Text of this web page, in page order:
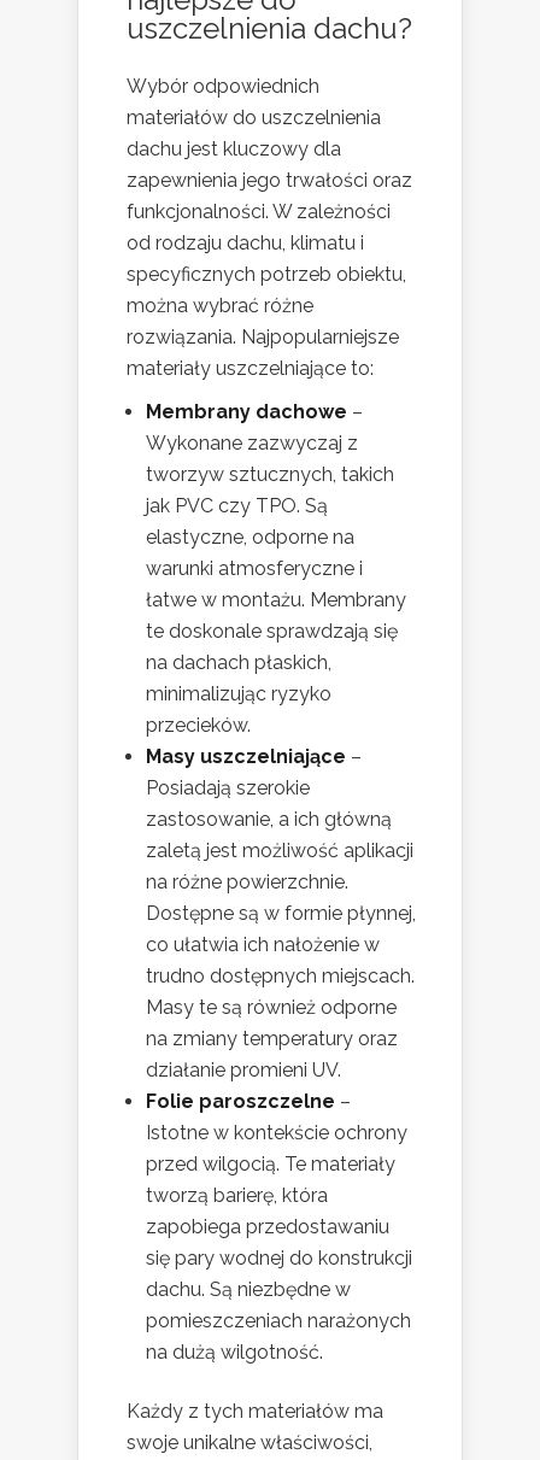
uszczelnienia dachu?
Wybór odpowiednich
materiałów do uszczelnienia
dachu jest kluczowy dla
zapewnienia jego trwałości oraz
funkcjonalności. W zależności
od rodzaju dachu, klimatu i
specyficznych potrzeb obiektu,
można wybrać różne
rozwiązania. Najpopularniejsze
materiały uszczelniające to:
Membrany dachowe –
Wykonane zazwyczaj z
tworzyw sztucznych, takich
jak PVC czy TPO. Są
elastyczne, odporne na
warunki atmosferyczne i
łatwe w montażu. Membrany
te doskonale sprawdzają się
na dachach płaskich,
minimalizując ryzyko
przecieków.
Masy uszczelniające –
Posiadają szerokie
zastosowanie, a ich główną
zaletą jest możliwość aplikacji
na różne powierzchnie.
Dostępne są w formie płynnej,
co ułatwia ich nałożenie w
trudno dostępnych miejscach.
Masy te są również odporne
na zmiany temperatury oraz
działanie promieni UV.
Folie paroszczelne –
Istotne w kontekście ochrony
przed wilgocią. Te materiały
tworzą barierę, która
zapobiega przedostawaniu
się pary wodnej do konstrukcji
dachu. Są niezbędne w
pomieszczeniach narażonych
na dużą wilgotność.
Każdy z tych materiałów ma
swoje unikalne właściwości,